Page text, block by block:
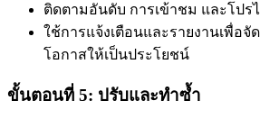
ติดตามอันดับ การเข้าชม และโปร
ใช้การแจ้งเตือนและรายงานเพื่อ
โอกาสให้เป็นประโยชน์
ขั้นตอนที่ 5: ปรับและทำซ้ำ